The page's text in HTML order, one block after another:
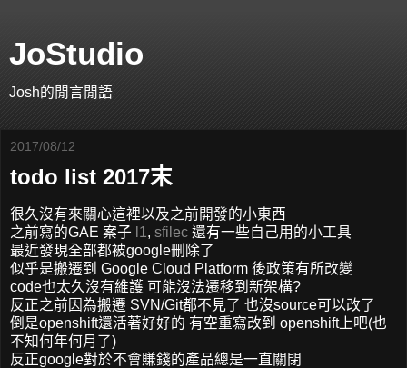
JoStudio
Josh的閒言閒語
2017/08/12
todo list 2017末
很久沒有來關心這裡以及之前開發的小東西
之前寫的GAE 案子 l1 , sfilec 還有一些自己用的小工具
最近發現全部都被google刪除了
似乎是搬遷到 Google Cloud Platform 後政策有所改變
code也太久沒有維護 可能沒法遷移到新架構?
反正之前因為搬遷 SVN/Git都不見了 也沒source可以改了
倒是openshift還活著好好的 有空重寫改到 openshift上吧(也
不知何年何月了)
反正google對於不會賺錢的產品總是一直關閉